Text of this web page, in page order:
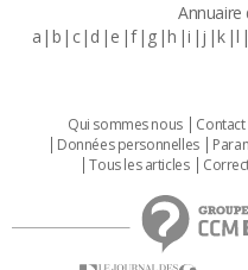
Annuaire
a b c d e f g h i j k l
Qui sommes nous Contact
Données personnelles
Tous les articles